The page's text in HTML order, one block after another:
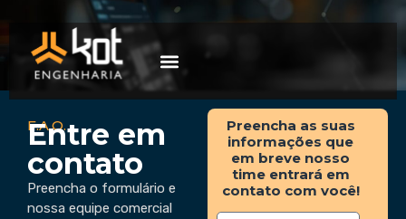
F.A.Q.
Entre em
contato
Preencha o formulário e
nossa equipe comercial
Preencha as suas
informações que
em breve nosso
time entrará em
contato com você!